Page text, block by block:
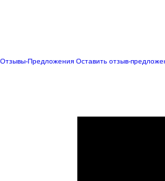
Отзывы-Предложения Оставить отзыв-